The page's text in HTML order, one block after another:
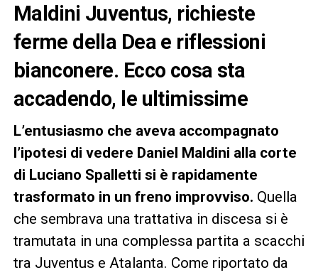
Maldini Juventus, richieste
ferme della Dea e riflessioni
bianconere. Ecco cosa sta
accadendo, le ultimissime
L’entusiasmo che aveva accompagnato
l’ipotesi di vedere Daniel Maldini alla corte
di Luciano Spalletti si è rapidamente
trasformato in un freno improvviso. Quella
che sembrava una trattativa in discesa si è
tramutata in una complessa partita a scacchi
tra Juventus e Atalanta. Come riportato da